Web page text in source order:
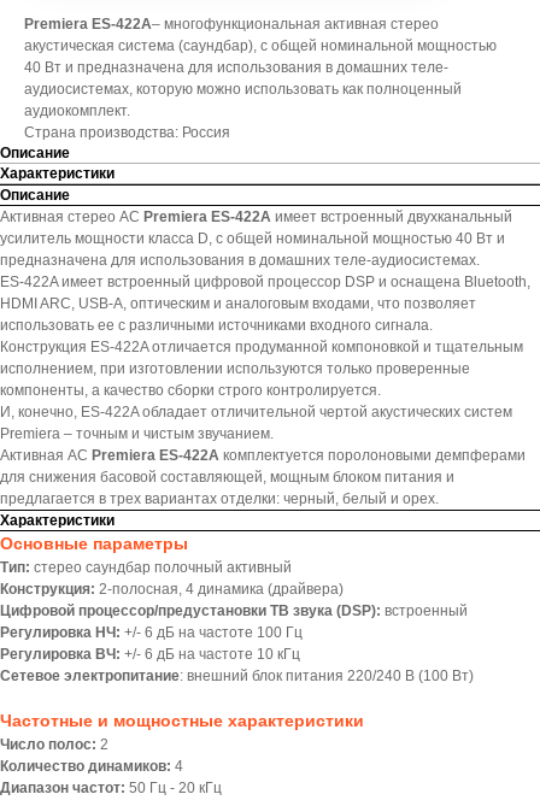
Premiera ES-422A– многофункциональная активная стерео
акустическая система (саундбар), с общей номинальной мощностью
40 Вт и предназначена для использования в домашних теле-
аудиосистемах, которую можно использовать как полноценный
аудиокомплект.
Страна производства: Россия
Описание
Характеристики
Описание
Активная стерео АС Premiera ES-422A имеет встроенный двухканальный
усилитель мощности класса D, с общей номинальной мощностью 40 Вт и
предназначена для использования в домашних теле-аудиосистемах.
ES-422A имеет встроенный цифровой процессор DSP и оснащена Bluetooth,
HDMI ARC, USB-A, оптическим и аналоговым входами, что позволяет
использовать ее с различными источниками входного сигнала.
Конструкция ES-422A отличается продуманной компоновкой и тщательным
исполнением, при изготовлении используются только проверенные
компоненты, а качество сборки строго контролируется.
И, конечно, ES-422A обладает отличительной чертой акустических систем
Premiera – точным и чистым звучанием.
Активная АС Premiera ES-422A комплектуется поролоновыми демпферами
для снижения басовой составляющей, мощным блоком питания и
предлагается в трех вариантах отделки: черный, белый и орех.
Характеристики
Основные параметры
Тип: стерео саундбар полочный активный
Конструкция: 2-полосная, 4 динамика (драйвера)
Цифровой процессор/предустановки ТВ звука (DSP): встроенный
Регулировка НЧ: +/- 6 дБ на частоте 100 Гц
Регулировка ВЧ: +/- 6 дБ на частоте 10 кГц
Сетевое электропитание: внешний блок питания 220/240 В (100 Вт)
Частотные и мощностные характеристики
Число полос: 2
Количество динамиков: 4
Диапазон частот: 50 Гц - 20 кГц